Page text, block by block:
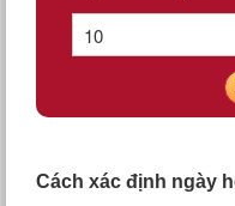
Văn Hoa Tâm linh
Cách xác định ngày